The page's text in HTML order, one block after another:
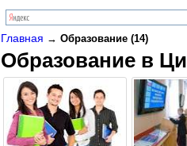
Главная → Образование (14)
Образование в